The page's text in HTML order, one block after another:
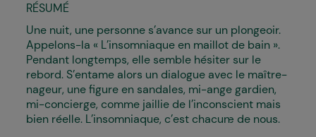
RÉSUMÉ
Une nuit, une personne s’avance sur un plongeoir.
Appelons-la « L’insomniaque en maillot de bain ».
Pendant longtemps, elle semble hésiter sur le
rebord. S’entame alors un dialogue avec le maître-
nageur, une figure en sandales, mi-ange gardien,
mi-concierge, comme jaillie de l’inconscient mais
bien réelle. L’insomniaque, c’est chacun·e de nous.